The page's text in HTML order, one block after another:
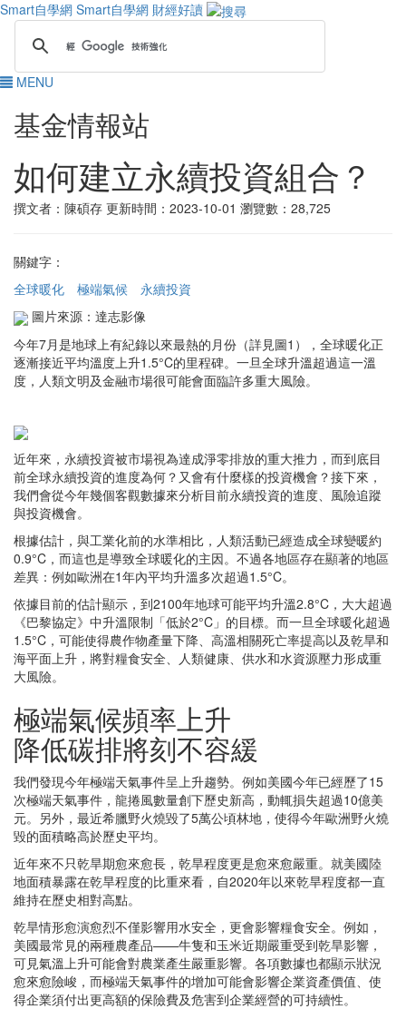
Smart自學網 Smart自學網 財經好讀
MENU
基金情報站
如何建立永續投資組合？
撰文者：陳碩存 更新時間：2023-10-01 瀏覽數：28,725
關鍵字：
全球暖化
極端氣候
永續投資
圖片來源：達志影像
今年7月是地球上有紀錄以來最熱的月份（詳見圖1），全球暖化正
逐漸接近平均溫度上升1.5°C的里程碑。一旦全球升溫超過這一溫
度，人類文明及金融市場很可能會面臨許多重大風險。
近年來，永續投資被市場視為達成淨零排放的重大推力，而到底目
前全球永續投資的進度為何？又會有什麼樣的投資機會？接下來，
我們會從今年幾個客觀數據來分析目前永續投資的進度、風險追蹤
與投資機會。
根據估計，與工業化前的水準相比，人類活動已經造成全球變暖約
0.9°C，而這也是導致全球暖化的主因。不過各地區存在顯著的地區
差異：例如歐洲在1年內平均升溫多次超過1.5°C。
依據目前的估計顯示，到2100年地球可能平均升溫2.8°C，大大超過
《巴黎協定》中升溫限制「低於2°C」的目標。而一旦全球暖化超過
1.5°C，可能使得農作物產量下降、高溫相關死亡率提高以及乾旱和
海平面上升，將對糧食安全、人類健康、供水和水資源壓力形成重
大風險。
極端氣候頻率上升
降低碳排將刻不容緩
我們發現今年極端天氣事件呈上升趨勢。例如美國今年已經歷了15
次極端天氣事件，龍捲風數量創下歷史新高，動輒損失超過10億美
元。另外，最近希臘野火燒毀了5萬公頃林地，使得今年歐洲野火燒
毀的面積略高於歷史平均。
近年來不只乾旱期愈來愈長，乾旱程度更是愈來愈嚴重。就美國陸
地面積暴露在乾旱程度的比重來看，自2020年以來乾旱程度都一直
維持在歷史相對高點。
乾旱情形愈演愈烈不僅影響用水安全，更會影響糧食安全。例如，
美國最常見的兩種農產品——牛隻和玉米近期嚴重受到乾旱影響，
可見氣溫上升可能會對農業產生嚴重影響。各項數據也都顯示狀況
愈來愈險峻，而極端天氣事件的增加可能會影響企業資產價值、使
得企業須付出更高額的保險費及危害到企業經營的可持續性。